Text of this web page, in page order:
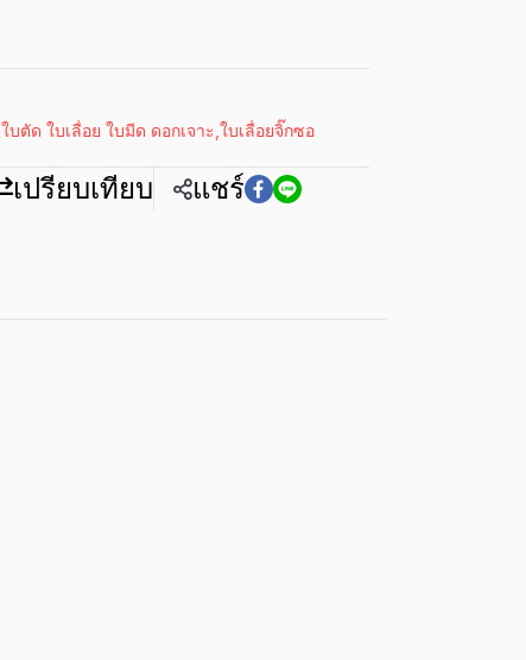
ใบตัด ใบเลื่อย ใบมีด ดอกเจาะ ใบเลื่อยจิ๊กซอ
เปรียบเทียบ แชร์